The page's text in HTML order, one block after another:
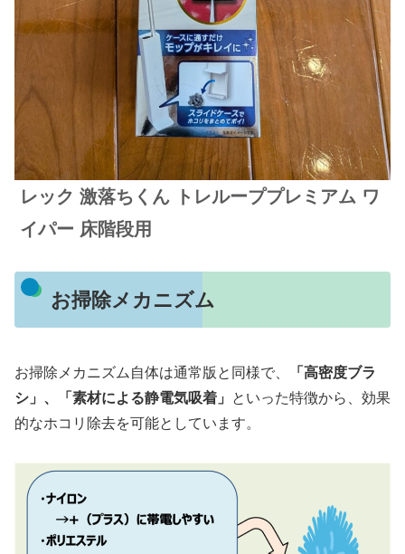
レック 激落ちくん トレループプレミアム ワ
イパー 床階段用
お掃除メカニズム
お掃除メカニズム自体は通常版と同様で、
「高密度ブラ
シ」、「素材による静電気吸着」
といった特徴から、効果
的なホコリ除去を可能としています。